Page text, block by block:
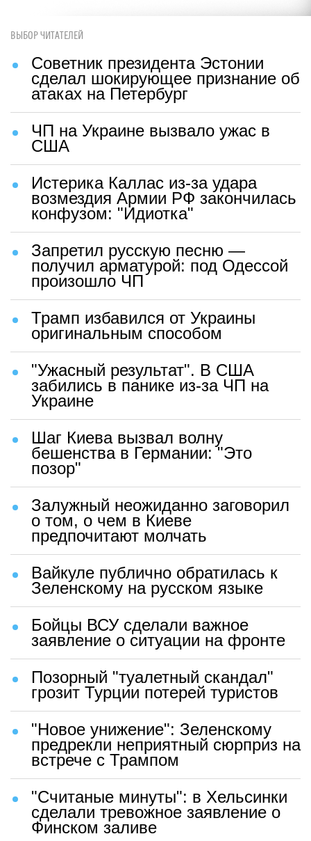
ВЫБОР ЧИТАТЕЛЕЙ
Советник президента Эстонии
сделал шокирующее признание об
атаках на Петербург
ЧП на Украине вызвало ужас в
США
Истерика Каллас из-за удара
возмездия Армии РФ закончилась
конфузом: "Идиотка"
Запретил русскую песню —
получил арматурой: под Одессой
произошло ЧП
Трамп избавился от Украины
оригинальным способом
"Ужасный результат". В США
забились в панике из-за ЧП на
Украине
Шаг Киева вызвал волну
бешенства в Германии: "Это
позор"
Залужный неожиданно заговорил
о том, о чем в Киеве
предпочитают молчать
Вайкуле публично обратилась к
Зеленскому на русском языке
Бойцы ВСУ сделали важное
заявление о ситуации на фронте
Позорный "туалетный скандал"
грозит Турции потерей туристов
"Новое унижение": Зеленскому
предрекли неприятный сюрприз на
встрече с Трампом
"Считаные минуты": в Хельсинки
сделали тревожное заявление о
Финском заливе